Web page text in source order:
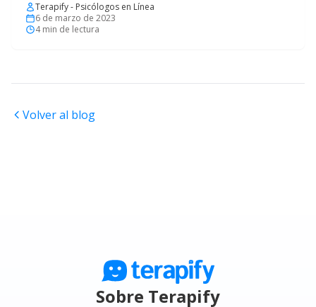
Terapify - Psicólogos en Línea
6 de marzo de 2023
4min de lectura
Volver al blog
Sobre Terapify